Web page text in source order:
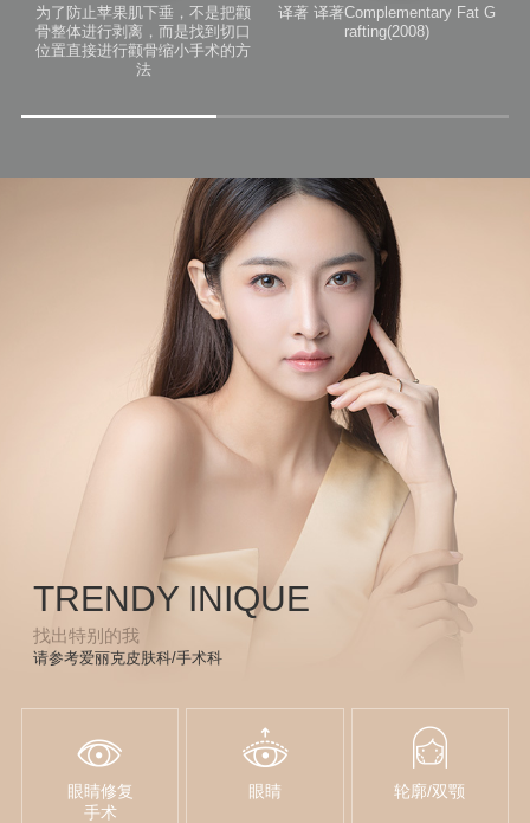
为了防止苹果肌下垂，不是把颧
骨整体进行剥离，而是找到切口
位置直接进行颧骨缩小手术的方
法
译著 译著Complementary Fat G
rafting(2008)
TRENDY INIQUE
找出特别的我
请参考爱丽克皮肤科/手术科
眼睛修复
手术
眼睛 轮廓/双颚